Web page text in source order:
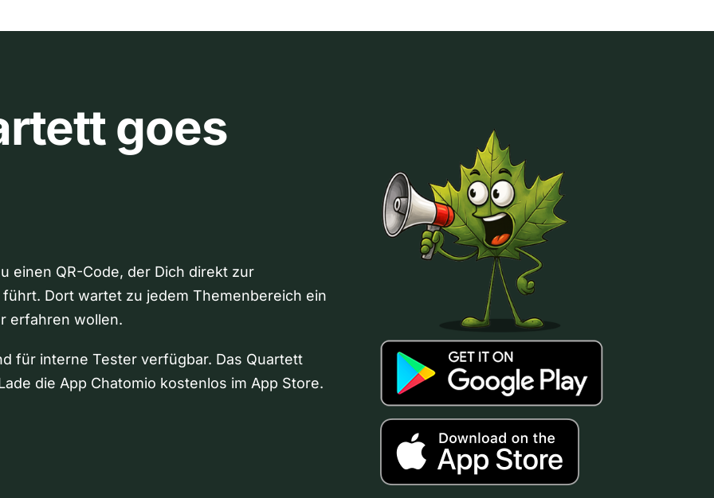
goes
einen QR-Code, der Dich direkt zur
Dort wartet zu jedem Themenbereich ein
erfahren wollen.
für interne Tester verfügbar. Das Quartett
die App Chatomio kostenlos im App Store.